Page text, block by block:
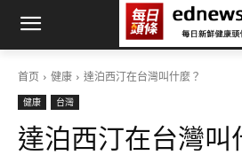
首页 健康 達泊西汀在台灣叫什麼？
健康 台灣
達泊西汀在台灣叫